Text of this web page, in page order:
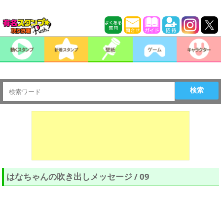
検索
はなちゃんの吹き出しメッセージ / 09